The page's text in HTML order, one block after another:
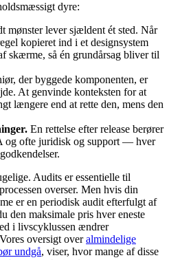
dyre:
mønster lever sjældent ét sted. Når
kopieret ind i et designsystem
skærme, så én grundårsag bliver til
der byggede komponenten, er
At genvinde konteksten for at
længere end at rette den, mens den
En rettelse efter release berører
og ofte juridisk og support — hver
Audits er essentielle til
overser. Men hvis din
er en periodisk audit efterfulgt af
den maksimale pris hver eneste
i livscyklussen ændrer
oversigt overalmindelige
undgå, viser, hvor mange af disse